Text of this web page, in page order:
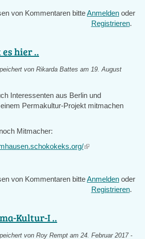
von Kommentaren bitteAnmelden oder
Registrieren.
hier ..
von Rikarda Battes am 19. August
Interessenten aus Berlin und
Permakultur-Projekt mitmachen
Mitmacher:
(link
von Kommentaren bitteAnmelden oder
Registrieren.
Kultur-I ..
von Roy Rempt am 24. Februar 2017 -